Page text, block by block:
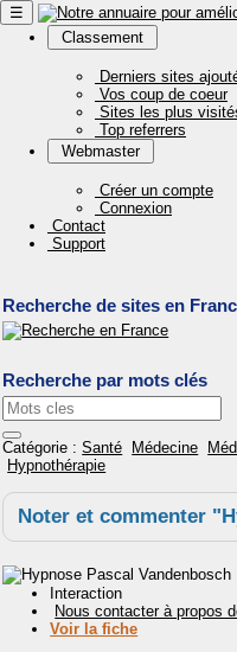
☰
Classement
Derniers sites
Vos coup de coeur
Sites les plus
Top referrers
Webmaster
Créer un compte
Connexion
Contact
Support
Recherche de sites en
Recherche par mots clés
Catégorie :Santé Médecine
Hypnothérapie
Noter et commenter
Interaction
Nous contacter à propos
Voir la fiche